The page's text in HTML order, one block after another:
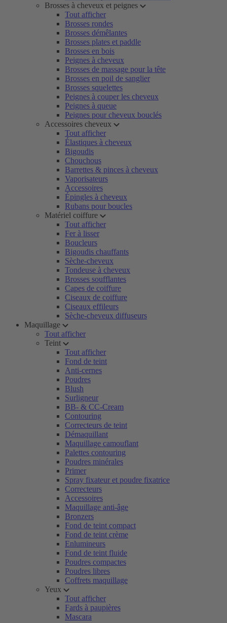
Brosses à cheveux et peignes
Tout afficher
Brosses rondes
Brosses démêlantes
Brosses plates et paddle
Brosses en bois
Peignes à cheveux
Brosses de massage pour la tête
Brosses en poil de sanglier
Brosses squelettes
Peignes à couper les cheveux
Peignes à queue
Peignes pour cheveux bouclés
Accessoires cheveux
Tout afficher
Élastiques à cheveux
Bigoudis
Chouchous
Barrettes & pinces à cheveux
Vaporisateurs
Accessoires
Épingles à cheveux
Rubans pour boucles
Matériel coiffure
Tout afficher
Fer à lisser
Boucleurs
Bigoudis chauffants
Sèche-cheveux
Tondeuse à cheveux
Brosses soufflantes
Capes de coiffure
Ciseaux de coiffure
Ciseaux effileurs
Sèche-cheveux diffuseurs
Maquillage
Tout afficher
Teint
Tout afficher
Fond de teint
Anti-cernes
Poudres
Blush
Surligneur
BB- & CC-Cream
Contouring
Correcteurs de teint
Démaquillant
Maquillage camouflant
Palettes contouring
Poudres minérales
Primer
Spray fixateur et poudre fixatrice
Correcteurs
Accessoires
Maquillage anti-âge
Bronzers
Fond de teint compact
Fond de teint crème
Enlumineurs
Fond de teint fluide
Poudres compactes
Poudres libres
Coffrets maquillage
Yeux
Tout afficher
Fards à paupières
Mascara